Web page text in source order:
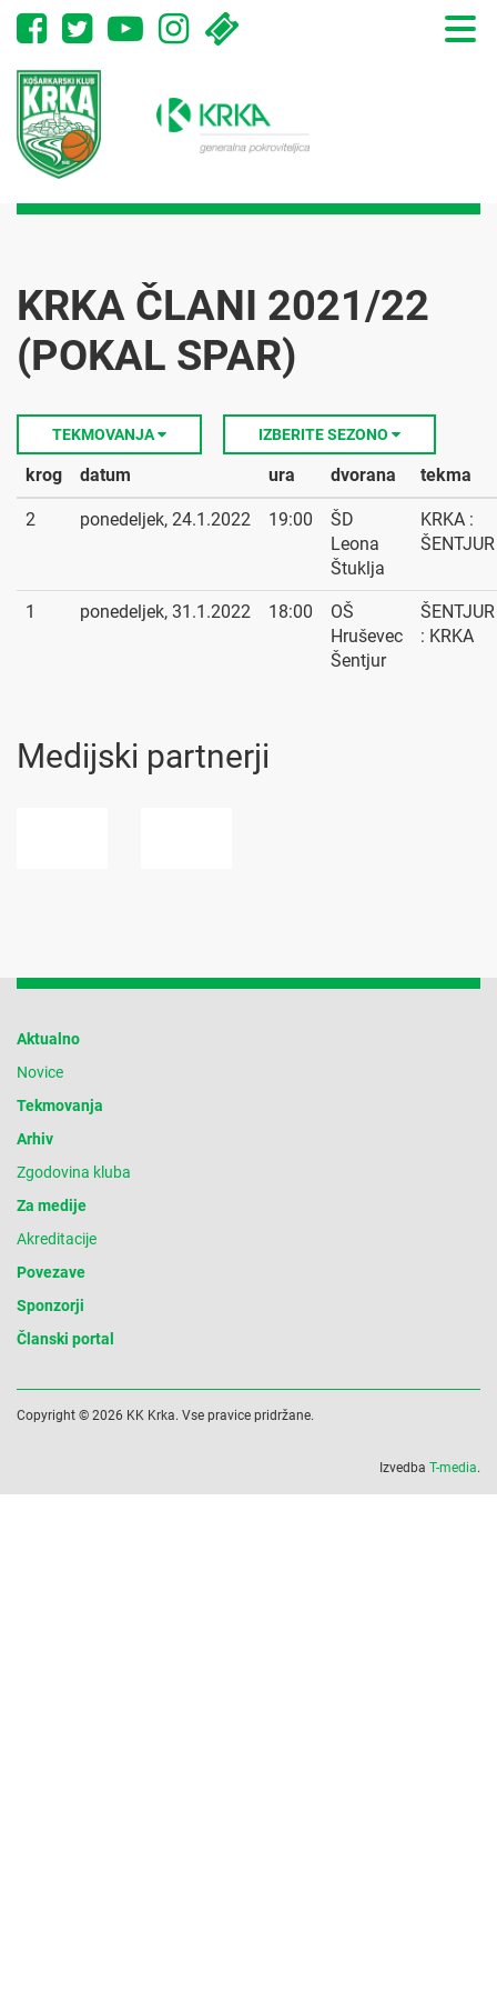
Toggle
KRKA ČLANI 2021/22
(POKAL SPAR)
TEKMOVANJA IZBERITE SEZONO
krog datum ura dvorana tekma
2 ponedeljek, 24.1.2022 19:00
ŠD
Leona
Štuklja
KRKA :
ŠENTJUR
1 ponedeljek, 31.1.2022 18:00
OŠ
Hruševec
Šentjur
ŠENTJUR
: KRKA
Medijski partnerji
Aktualno
Novice
Tekmovanja
Arhiv
Zgodovina kluba
Za medije
Akreditacije
Povezave
Sponzorji
Članski portal
Copyright © 2026 KK Krka. Vse pravice pridržane.
Izvedba T-media.